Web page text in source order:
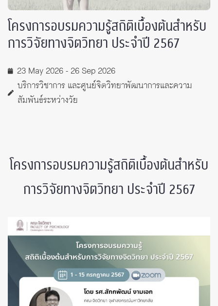
โครงการอบรมความรู้สถิติเบื้องต้นสำหรับ
การวิจัยทางจิตวิทยา ประจำปี 2567
23 May 2026 - 26 Sep 2026
บริการวิชาการ และศูนย์จิตวิทยาพัฒนาการและความ
สัมพันธ์ระหว่างวัย
โครงการอบรมความรู้สถิติเบื้องต้นสำหรับ
การวิจัยทางจิตวิทยา ประจำปี 2567